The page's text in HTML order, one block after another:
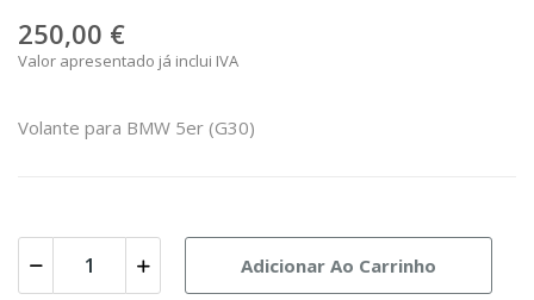
250,00 €
Valor apresentado já inclui IVA
Volante para BMW 5er (G30)
Adicionar Ao Carrinho